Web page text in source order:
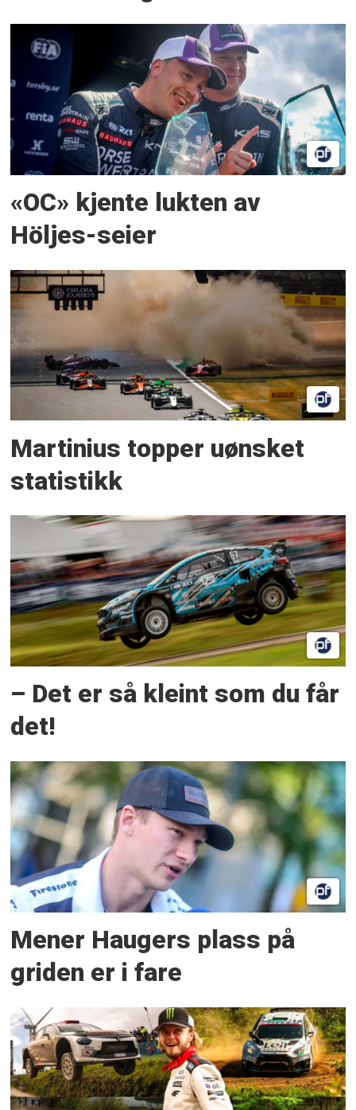
«OC» kjente lukten av
Höljes-seier
Martinius topper uønsket
statistikk
– Det er så kleint som du får
det!
Mener Haugers plass på
griden er i fare